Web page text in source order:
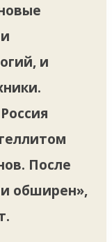
и
После
обширен»,